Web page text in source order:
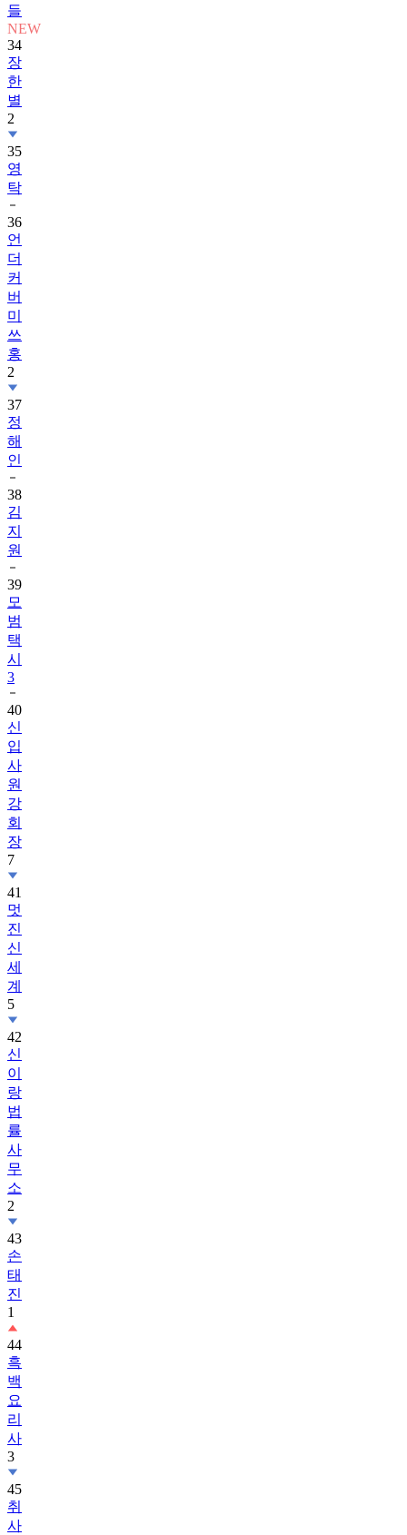
들
NEW
34
장
한
별
2
35
영
탁
36
언
더
커
버
미
쓰
홍
2
37
정
해
인
38
김
지
원
39
모
범
택
시
3
40
신
입
사
원
강
회
장
7
41
멋
진
신
세
계
5
42
신
이
랑
법
률
사
무
소
2
43
손
태
진
1
44
흑
백
요
리
사
3
45
취
사